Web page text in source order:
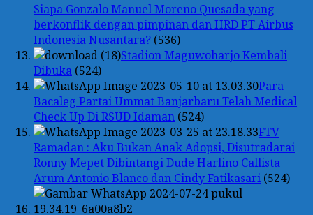
Siapa Gonzalo Manuel Moreno Quesada yang
berkonflik dengan pimpinan dan HRD PT Airbus
Indonesia Nusantara? (536)
Stadion Maguwoharjo Kembali
Dibuka (524)
Para
Bacaleg Partai Ummat Banjarbaru Telah Medical
Check Up Di RSUD Idaman (524)
FTV
Ramadan : Aku Bukan Anak Adopsi, Disutradarai
Ronny Mepet Dibintangi Dude Harlino Callista
Arum Antonio Blanco dan Cindy Fatikasari (524)